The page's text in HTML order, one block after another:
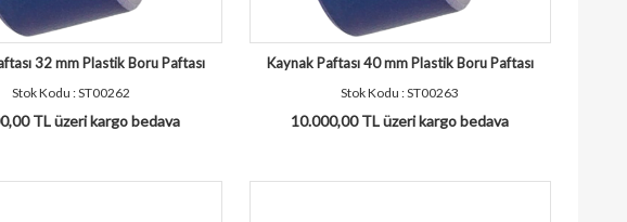
32 mm Plastik Boru Paftası
Stok Kodu : ST00262
TL üzeri kargo bedava
Kaynak Paftası 40 mm Plastik Boru Paftası
Stok Kodu : ST00263
10.000,00 TL üzeri kargo bedava